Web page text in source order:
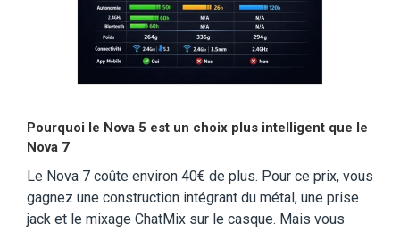
Pourquoi le Nova 5 est un choix plus intelligent que le
Nova 7
Le Nova 7 coûte environ 40€ de plus. Pour ce prix, vous
gagnez une construction intégrant du métal, une prise
jack et le mixage ChatMix sur le casque. Mais vous